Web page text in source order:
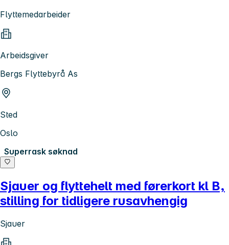
Flyttemedarbeider
Arbeidsgiver
Bergs Flyttebyrå As
Sted
Oslo
Superrask søknad
Sjauer og flyttehelt med førerkort kl B,
stilling for tidligere rusavhengig
Sjauer